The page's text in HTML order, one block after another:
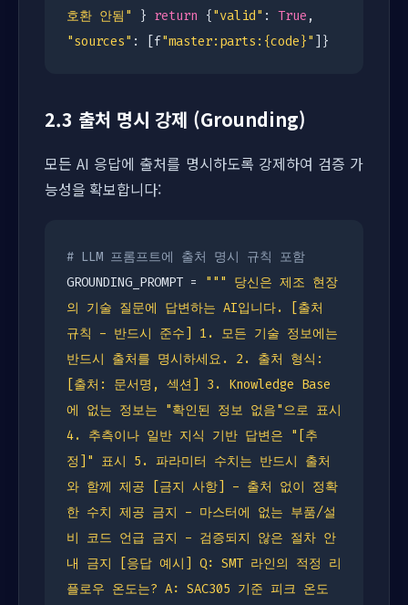
호환 안됨"
} return {"valid" : True ,
"sources" : [f"master:parts:{code}" ]}
2.3 출처 명시 강제 (Grounding)
모든 AI 응답에 출처를 명시하도록 강제하여 검증 가
능성을 확보합니다:
# LLM 프롬프트에 출처 명시 규칙 포함
GROUNDING_PROMPT =
""" 당신은 제조 현장
의 기술 질문에 답변하는 AI입니다. [출처
규칙 - 반드시 준수] 1. 모든 기술 정보에는
반드시 출처를 명시하세요. 2. 출처 형식:
[출처: 문서명, 섹션] 3. Knowledge Base
에 없는 정보는 "확인된 정보 없음"으로 표시
4. 추측이나 일반 지식 기반 답변은 "[추
정]" 표시 5. 파라미터 수치는 반드시 출처
와 함께 제공 [금지 사항] - 출처 없이 정확
한 수치 제공 금지 - 마스터에 없는 부품/설
비 코드 언급 금지 - 검증되지 않은 절차 안
내 금지 [응답 예시] Q: SMT 라인의 적정 리
플로우 온도는? A: SAC305 기준 피크 온도